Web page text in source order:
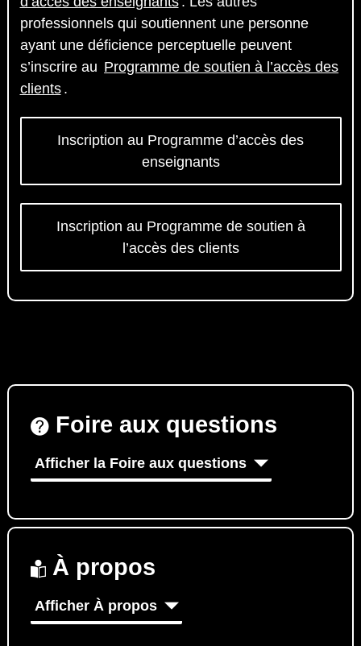
professionnels qui soutiennent une personne
ayant une déficience perceptuelle peuvent
s’inscrire au Programme de soutien à l’accès des
clients .
Inscription au Programme d’accès des
enseignants
Inscription au Programme de soutien à
l’accès des clients
Foire aux questions
Afficher la Foire aux questions
À propos
Afficher À propos